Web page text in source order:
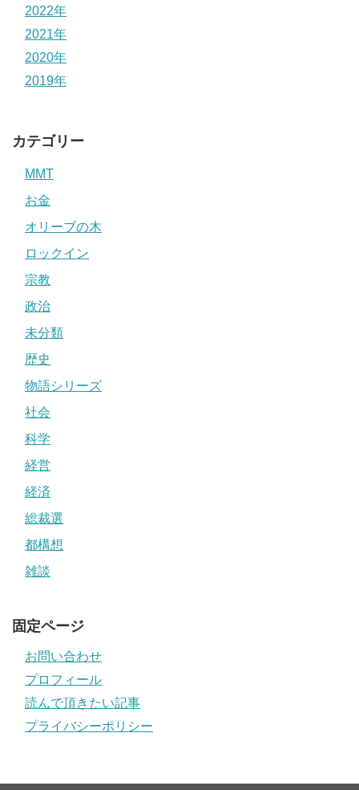
2022年
2021年
2020年
2019年
カテゴリー
MMT
お金
オリーブの木
ロックイン
宗教
政治
未分類
歴史
物語シリーズ
社会
科学
経営
経済
総裁選
都構想
雑談
固定ページ
お問い合わせ
プロフィール
読んで頂きたい記事
プライバシーポリシー